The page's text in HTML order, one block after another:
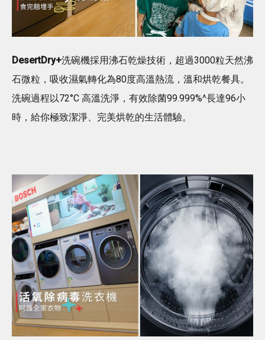
DesertDry+洗碗機採用沸石乾燥技術，超過3000粒天然沸
石微粒，吸收濕氣轉化為80度高溫熱流，溫和烘乾餐具。
洗碗過程以72°C 高溫洗淨，有效除菌99.999%^長達96小
時，給你極致潔淨、完美烘乾的生活體驗。